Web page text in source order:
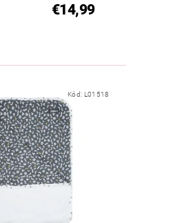
€14,99
Kód: L01518